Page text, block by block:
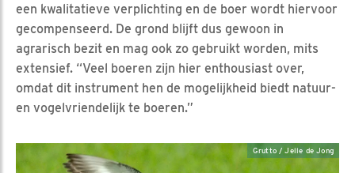
een kwalitatieve verplichting en de boer wordt hiervoor
gecompenseerd. De grond blijft dus gewoon in
agrarisch bezit en mag ook zo gebruikt worden, mits
extensief. “Veel boeren zijn hier enthousiast over,
omdat dit instrument hen de mogelijkheid biedt natuur-
en vogelvriendelijk te boeren.”
Grutto / Jelle de Jong